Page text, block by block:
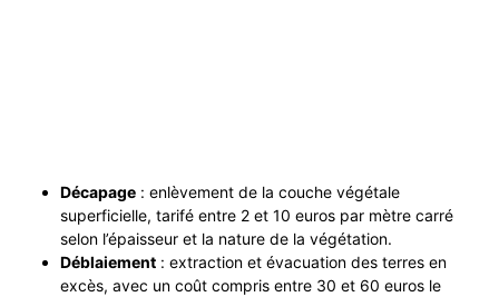
Décapage : enlèvement de la couche végétale
superficielle, tarifé entre 2 et 10 euros par mètre carré
selon l’épaisseur et la nature de la végétation.
Déblaiement : extraction et évacuation des terres en
excès, avec un coût compris entre 30 et 60 euros le